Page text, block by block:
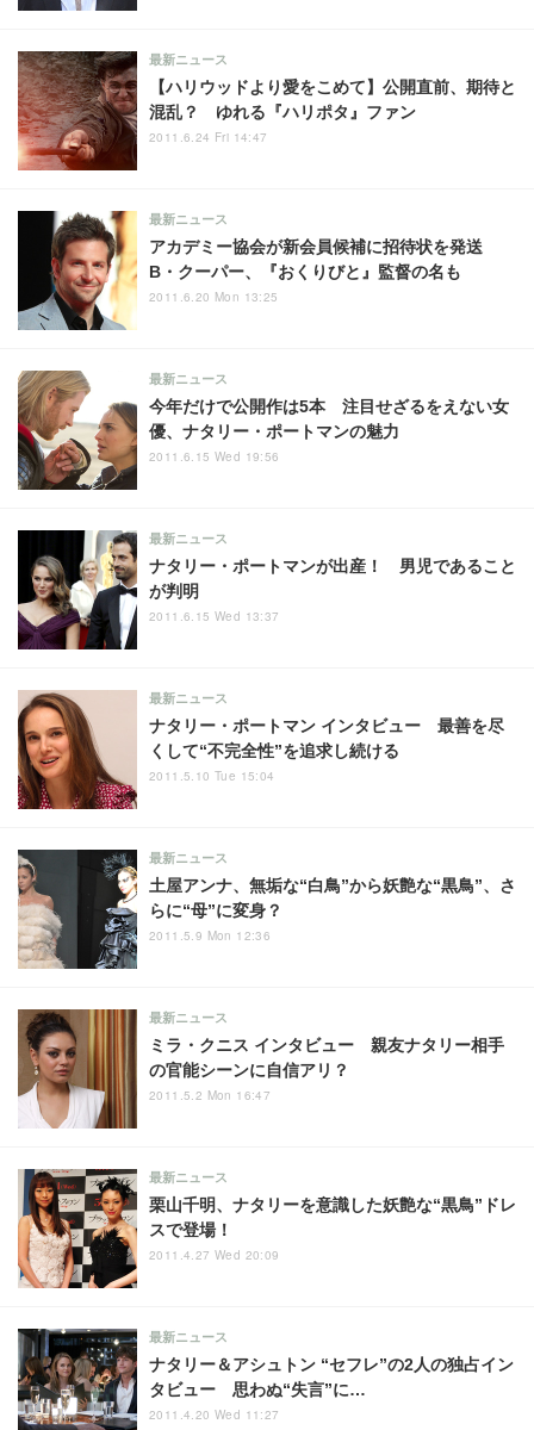
【ハリウッドより愛をこめて】公開直前、期待と
混乱？ ゆれる『ハリポタ』ファン
最新ニュース
2011.6.24 Fri 14:47
アカデミー協会が新会員候補に招待状を発送
B・クーパー、『おくりびと』監督の名も
最新ニュース
2011.6.20 Mon 13:25
今年だけで公開作は5本 注目せざるをえない女
優、ナタリー・ポートマンの魅力
最新ニュース
2011.6.15 Wed 19:56
ナタリー・ポートマンが出産！ 男児であること
が判明
最新ニュース
2011.6.15 Wed 13:37
ナタリー・ポートマン インタビュー 最善を尽
くして“不完全性”を追求し続ける
最新ニュース
2011.5.10 Tue 15:04
土屋アンナ、無垢な“白鳥”から妖艶な“黒鳥”、さ
らに“母”に変身？
最新ニュース
2011.5.9 Mon 12:36
ミラ・クニス インタビュー 親友ナタリー相手
の官能シーンに自信アリ？
最新ニュース
2011.5.2 Mon 16:47
栗山千明、ナタリーを意識した妖艶な“黒鳥”ドレ
スで登場！
最新ニュース
2011.4.27 Wed 20:09
ナタリー＆アシュトン “セフレ”の2人の独占イン
タビュー 思わぬ“失言”に…
最新ニュース
2011.4.20 Wed 11:27